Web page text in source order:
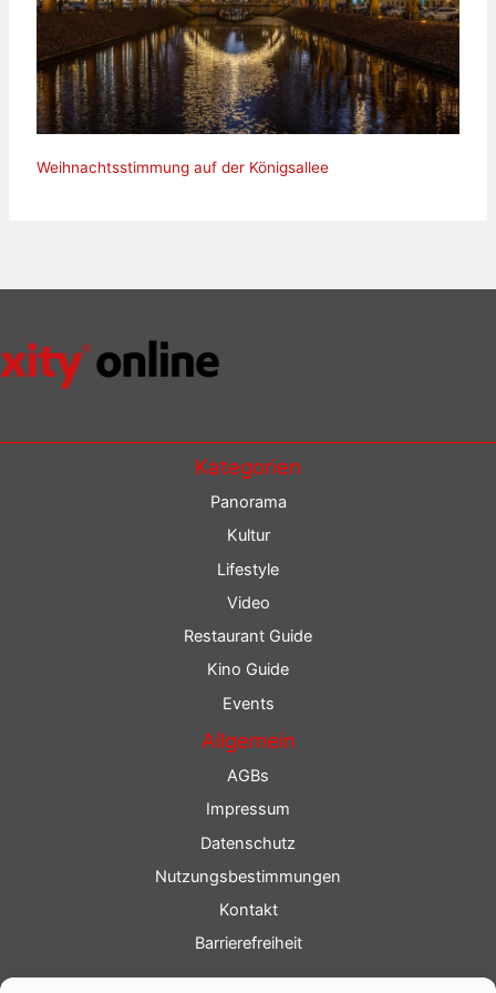
Weihnachtsstimmung auf der Königsallee
Kategorien
Panorama
Kultur
Lifestyle
Video
Restaurant Guide
Kino Guide
Events
Allgemein
AGBs
Impressum
Datenschutz
Nutzungsbestimmungen
Kontakt
Barrierefreiheit